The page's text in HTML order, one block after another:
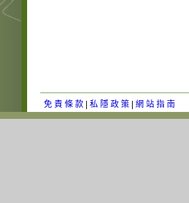
免 責 條 款| 私 隱 政 策| 網 站 指 南